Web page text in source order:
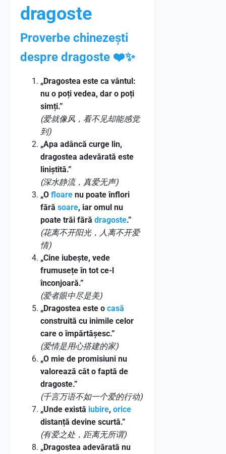
dragoste
Proverbe chinezești
despre dragoste ❤️✨
„Dragostea este ca vântul:
nu o poți vedea, dar o poți
simți.”
(爱就像风，看不见却能感觉
到)
„Apa adâncă curge lin,
dragostea adevărată este
liniștită.”
(深水静流，真爱无声)
„O floare nu poate înflori
fără soare, iar omul nu
poate trăi fără dragoste.”
(花离不开阳光，人离不开爱
情)
„Cine iubește, vede
frumusețe în tot ce-l
înconjoară.”
(爱者眼中尽是美)
„Dragostea este o casă
construită cu inimile celor
care o împărtășesc.”
(爱情是用心搭建的家)
„O mie de promisiuni nu
valorează cât o faptă de
dragoste.”
(千言万语不如一个爱的行动)
„Unde există iubire, orice
distanță devine scurtă.”
(有爱之处，距离无所谓)
„Dragostea adevărată nu